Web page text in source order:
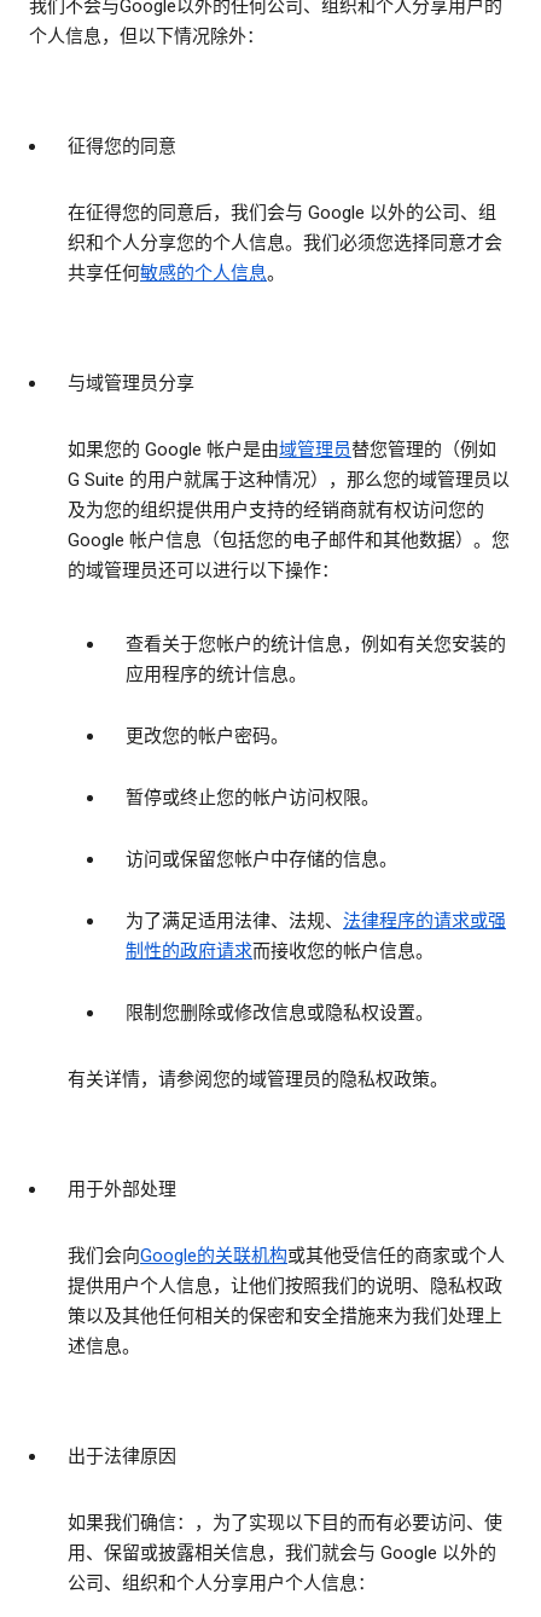
我们不会与Google以外的任何公司、组织和个人分享用户的
个人信息，但以下情况除外：
征得您的同意
在征得您的同意后，我们会与 Google 以外的公司、组
织和个人分享您的个人信息。我们必须您选择同意才会
共享任何敏感的个人信息。
与域管理员分享
如果您的 Google 帐户是由域管理员替您管理的（例如
G Suite 的用户就属于这种情况），那么您的域管理员以
及为您的组织提供用户支持的经销商就有权访问您的
Google 帐户信息（包括您的电子邮件和其他数据）。您
的域管理员还可以进行以下操作：
查看关于您帐户的统计信息，例如有关您安装的
应用程序的统计信息。
更改您的帐户密码。
暂停或终止您的帐户访问权限。
访问或保留您帐户中存储的信息。
为了满足适用法律、法规、 法律程序的请求或强
制性的政府请求而接收您的帐户信息。
限制您删除或修改信息或隐私权设置。
有关详情，请参阅您的域管理员的隐私权政策。
用于外部处理
我们会向Google的关联机构或其他受信任的商家或个人
提供用户个人信息，让他们按照我们的说明、隐私权政
策以及其他任何相关的保密和安全措施来为我们处理上
述信息。
出于法律原因
如果我们确信：，为了实现以下目的而有必要访问、使
用、保留或披露相关信息，我们就会与 Google 以外的
公司、组织和个人分享用户个人信息：